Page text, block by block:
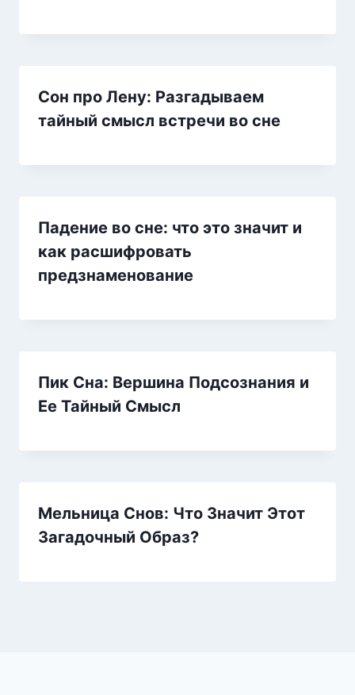
Сон про Лену: Разгадываем
тайный смысл встречи во сне
Падение во сне: что это значит и
как расшифровать
предзнаменование
Пик Сна: Вершина Подсознания и
Ее Тайный Смысл
Мельница Снов: Что Значит Этот
Загадочный Образ?